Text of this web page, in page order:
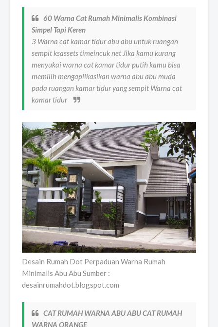
60 Warna Cat Rumah Minimalis Kombinasi
Simpel Tapi Keren
3 Warna cat kamar tidur abu abu untuk ruangan
sempit ksassets timeincuk net Jika kamu kurang
menyukai warna cat kamar tidur putih kamu bisa
memilih mengaplikasikan warna abu abu muda
pada ruangan kamar tidur yang sempit Warna cat
kamar tidur
Desain Rumah Dot Perpaduan Warna Rumah
Minimalis Abu Abu Sumber :
desainrumahdot.blogspot.com
CAT RUMAH WARNA ABU ABU CAT RUMAH
WARNA ORANGE